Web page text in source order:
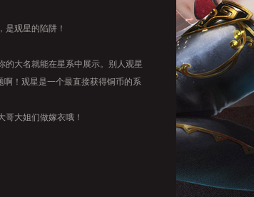
观星的陷阱！
大名就能在星系中展示。别人观星
！观星是一个最直接获得铜币的系
大姐们做嫁衣哦！